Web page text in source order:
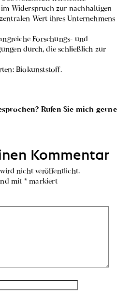
Widerspruch zur nachhaltigen
Wert ihres Unternehmens
Forschungs- und
durch, die schließlich zur
Biokunststoff.
Rufen Sie mich gerne
Kommentar
nicht veröffentlicht.
mit * markiert